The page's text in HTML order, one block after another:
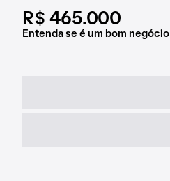
R$ 465.000
Entenda se é um bom negócio